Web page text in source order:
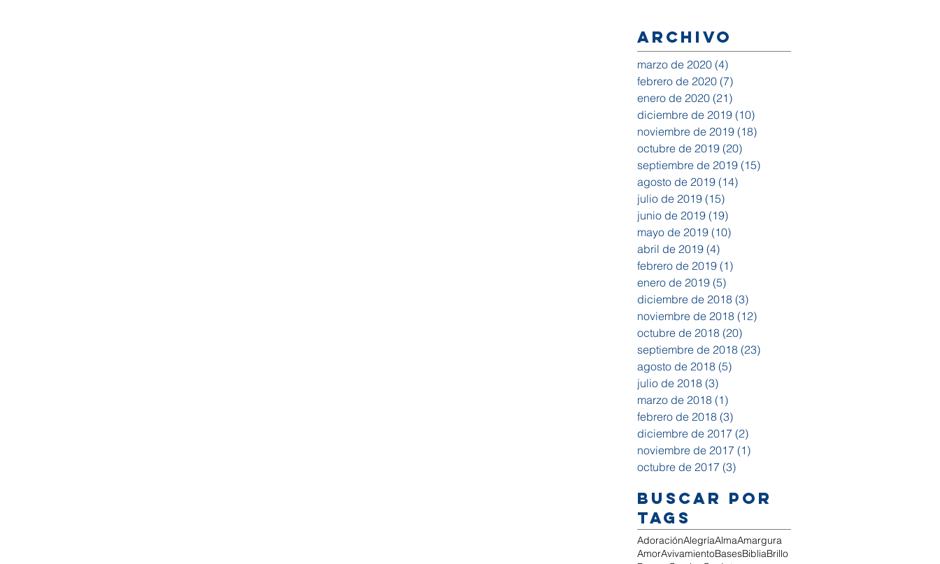
Archivo
marzo de 2020 (4)
febrero de 2020 (7)
enero de 2020 (21)
diciembre de 2019 (10)
noviembre de 2019 (18)
octubre de 2019 (20)
septiembre de 2019 (15)
agosto de 2019 (14)
julio de 2019 (15)
junio de 2019 (19)
mayo de 2019 (10)
abril de 2019 (4)
febrero de 2019 (1)
enero de 2019 (5)
diciembre de 2018 (3)
noviembre de 2018 (12)
octubre de 2018 (20)
septiembre de 2018 (23)
agosto de 2018 (5)
julio de 2018 (3)
marzo de 2018 (1)
febrero de 2018 (3)
diciembre de 2017 (2)
noviembre de 2017 (1)
octubre de 2017 (3)
Buscar por
tags
AdoraciónAlegríaAlmaAmargura
AmorAvivamientoBasesBibliaBrillo